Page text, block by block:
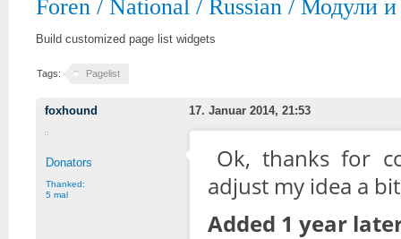
Foren / National / Russian / Модули и
Build customized page list widgets
Tags: Pagelist
foxhound 17. Januar 2014, 21:53
Donators
Thanked:
5 mal
Ok, thanks for
adjust my idea a
Added 1 year